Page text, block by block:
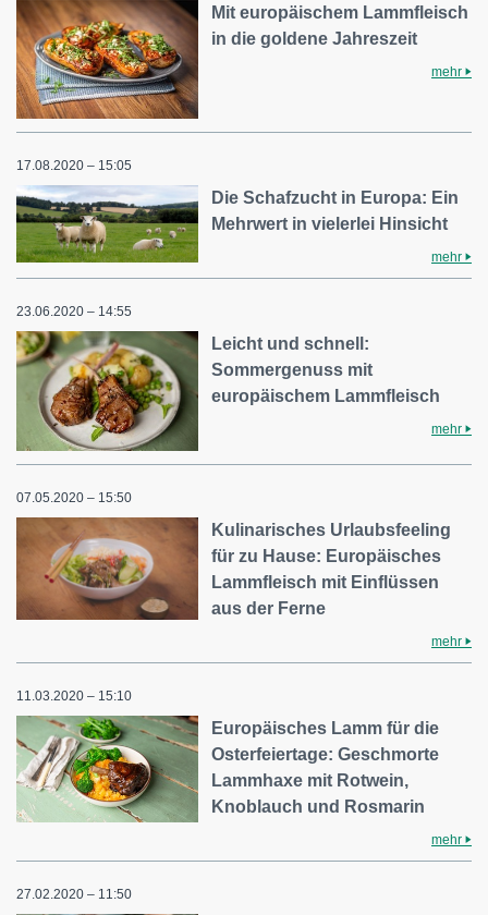
Mit europäischem Lammfleisch
in die goldene Jahreszeit
mehr
17.08.2020 – 15:05
Die Schafzucht in Europa: Ein
Mehrwert in vielerlei Hinsicht
mehr
23.06.2020 – 14:55
Leicht und schnell:
Sommergenuss mit
europäischem Lammfleisch
mehr
07.05.2020 – 15:50
Kulinarisches Urlaubsfeeling
für zu Hause: Europäisches
Lammfleisch mit Einflüssen
aus der Ferne
mehr
11.03.2020 – 15:10
Europäisches Lamm für die
Osterfeiertage: Geschmorte
Lammhaxe mit Rotwein,
Knoblauch und Rosmarin
mehr
27.02.2020 – 11:50